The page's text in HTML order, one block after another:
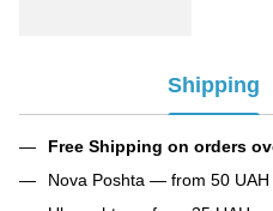
Shipping
Free Shipping on orders
Nova Poshta — from 50 UAH